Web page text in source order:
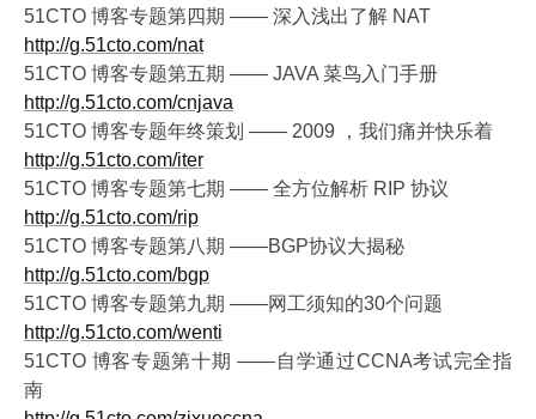
51CTO 博客专题第四期 —— 深入浅出了解 NAT
http://g.51cto.com/nat
51CTO 博客专题第五期 —— JAVA 菜鸟入门手册
http://g.51cto.com/cnjava
51CTO 博客专题年终策划 —— 2009 ，我们痛并快乐着
http://g.51cto.com/iter
51CTO 博客专题第七期 —— 全方位解析 RIP 协议
http://g.51cto.com/rip
51CTO 博客专题第八期 ——BGP协议大揭秘
http://g.51cto.com/bgp
51CTO 博客专题第九期 ——网工须知的30个问题
http://g.51cto.com/wenti
51CTO 博客专题第十期 ——自学通过CCNA考试完全指
南